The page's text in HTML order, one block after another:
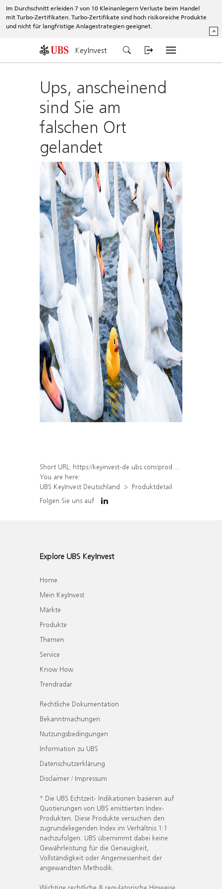
Im Durchschnitt erleiden 7 von 10 Kleinanlegern Verluste beim Handel
mit Turbo-Zertifikaten. Turbo-Zertifikate sind hoch risikoreiche Produkte
und nicht für langfristige Anlagestrategien geeignet.
^
KeyInvest
Ups, anscheinend
sind Sie am
falschen Ort
gelandet
Short URL: https://keyinvest-de.ubs.com/produkt/detail/index/isin/DE000WA43UQ3
You are here:
UBS KeyInvest Deutschland
Produktdetail
Folgen Sie uns auf
Explore UBS KeyInvest
Home
Mein KeyInvest
Märkte
Produkte
Themen
Service
Know How
Trendradar
Rechtliche Dokumentation
Bekanntmachungen
Nutzungsbedingungen
Information zu UBS
Datenschutzerklärung
Disclaimer / Impressum
* Die UBS Echtzeit- Indikationen basieren auf
Quotierungen von UBS emittierten Index-
Produkten. Diese Produkte versuchen den
zugrundeliegenden Index im Verhältnis 1:1
nachzufolgen. UBS übernimmt dabei keine
Gewährleistung für die Genauigkeit,
Vollständigkeit oder Angemessenheit der
angewandten Methodik.